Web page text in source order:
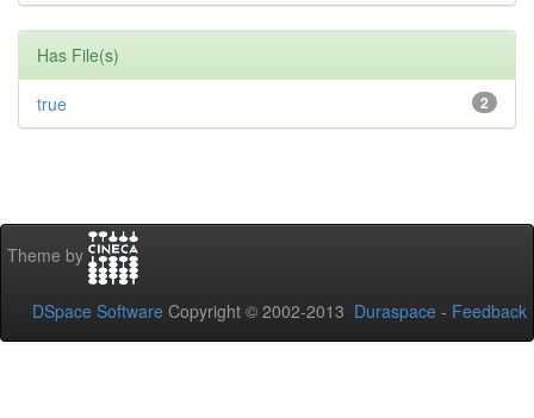
Has File(s)
2
true
Theme by
DSpace Software Copyright © 2002-2013 Duraspace - Feedback